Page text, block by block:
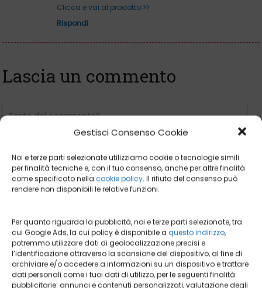
Gestisci Consenso Cookie
Noi e terze parti selezionate utilizziamo cookie o tecnologie simili
per finalità tecniche e, con il tuo consenso, anche per altre finalità
come specificato nella cookie policy. Il rifiuto del consenso può
rendere non disponibili le relative funzioni.
Per quanto riguarda la pubblicità, noi e terze parti selezionate, tra
cui Google Ads, la cui policy è disponibile a questo indirizzo,
potremmo utilizzare dati di geolocalizzazione precisi e
l’identificazione attraverso la scansione del dispositivo, al fine di
archiviare e/o accedere a informazioni su un dispositivo e trattare
dati personali come i tuoi dati di utilizzo, per le seguenti finalità
pubblicitarie: annunci e contenuti personalizzati, valutazione degli
Clicca e vai al prodotto >>
Rispondi
Lascia un commento